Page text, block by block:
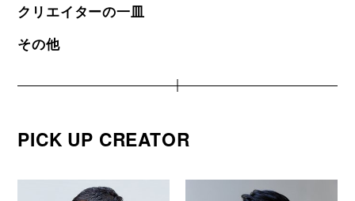
クリエイターの一皿
その他
PICK UP CREATOR